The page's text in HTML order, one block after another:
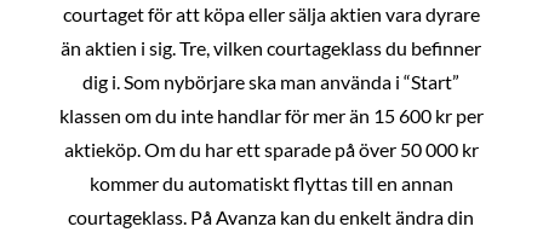
courtaget för att köpa eller sälja aktien vara dyrare
än aktien i sig. Tre, vilken courtageklass du befinner
dig i. Som nybörjare ska man använda i “Start”
klassen om du inte handlar för mer än 15 600 kr per
aktieköp. Om du har ett sparade på över 50 000 kr
kommer du automatiskt flyttas till en annan
courtageklass. På Avanza kan du enkelt ändra din